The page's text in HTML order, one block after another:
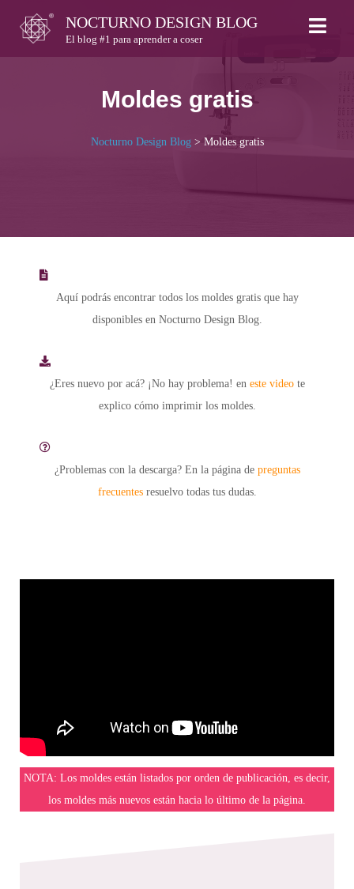
content
NOCTURNO DESIGN BLOG
El blog #1 para aprender a coser
Moldes gratis
Nocturno Design Blog> Moldes gratis
Aquí podrás encontrar todos los moldes gratis que hay
disponibles en Nocturno Design Blog.
¿Eres nuevo por acá? ¡No hay problema! en este videote
explico cómo imprimir los moldes.
¿Problemas con la descarga? En la página de preguntas
frecuentesresuelvo todas tus dudas.
NOTA: Los moldes están listados por orden de publicación, es decir,
los moldes más nuevos están hacia lo último de la página.